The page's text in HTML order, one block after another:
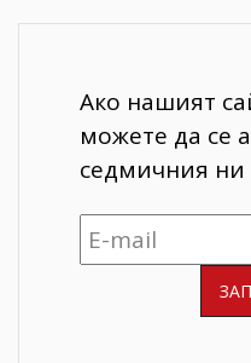
Ако нашият
можете да се
седмичния ни